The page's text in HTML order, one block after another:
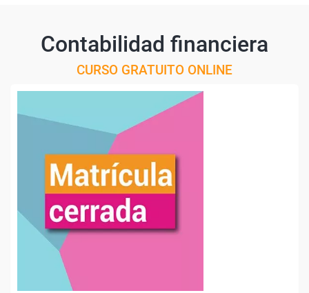
Contabilidad financiera
CURSO GRATUITO ONLINE